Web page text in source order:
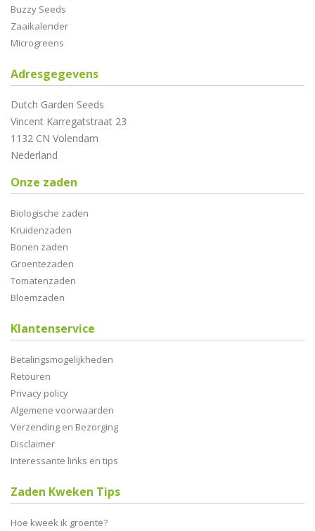
Buzzy Seeds
Zaaikalender
Microgreens
Adresgegevens
Dutch Garden Seeds
Vincent Karregatstraat 23
1132 CN Volendam
Nederland
Onze zaden
Biologische zaden
Kruidenzaden
Bonen zaden
Groentezaden
Tomatenzaden
Bloemzaden
Klantenservice
Betalingsmogelijkheden
Retouren
Privacy policy
Algemene voorwaarden
Verzending en Bezorging
Disclaimer
Interessante links en tips
Zaden Kweken Tips
Hoe kweek ik groente?